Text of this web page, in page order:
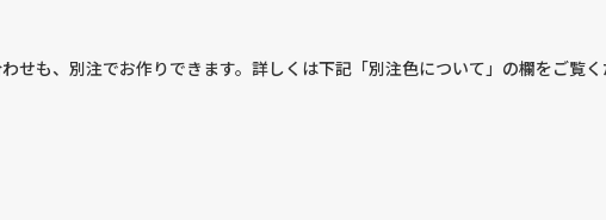
せも、別注でお作りできます。詳しくは下記「別注色について」の欄をご覧く